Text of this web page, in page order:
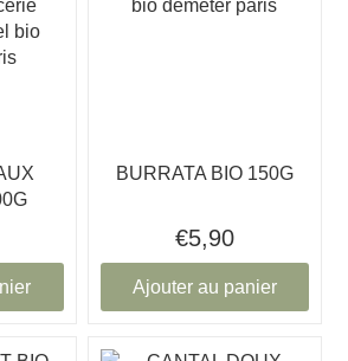
BURRATA BIO 150G
€5,90
Ajouter au panier